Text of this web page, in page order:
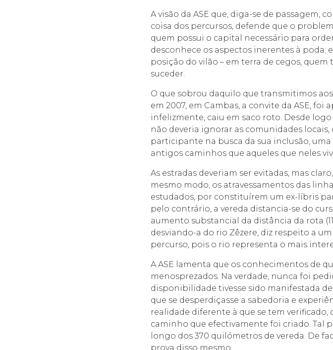
A visão da ASE que, diga-se de passagem,
coisa dos percursos, defende que o
quem possui o capital necessário para
desconhece os aspectos inerentes à poda;
posição do vilão – em terra de cegos,
suceder.
O que sobrou daquilo que transmitimos
em 2007, em Cambas, a convite da ASE,
infelizmente, caiu em saco roto. Desde
não deveria ignorar as comunidades
participante na busca da sua inclusão,
antigos caminhos que aqueles que neles
As estradas deveriam ser evitadas, mas
mesmo modo, os atravessamentos das
estudados, por constituírem um ex-líbris
pelo contrário, a vereda distancia-se do
aumento substancial da distância da rota
desviando-a do rio Zêzere, diz respeito a
percurso, pois o rio representa o mais
A ASE lamenta que os conhecimentos de
menosprezados. Na verdade, nunca foi
disponibilidade tivesse sido manifestada
que se desperdiçasse a sabedoria e
realidade diferente à que se tem
caminho que efectivamente foi criado. Tal
longo dos 370 quilómetros de vereda. De
prova disso mesmo.